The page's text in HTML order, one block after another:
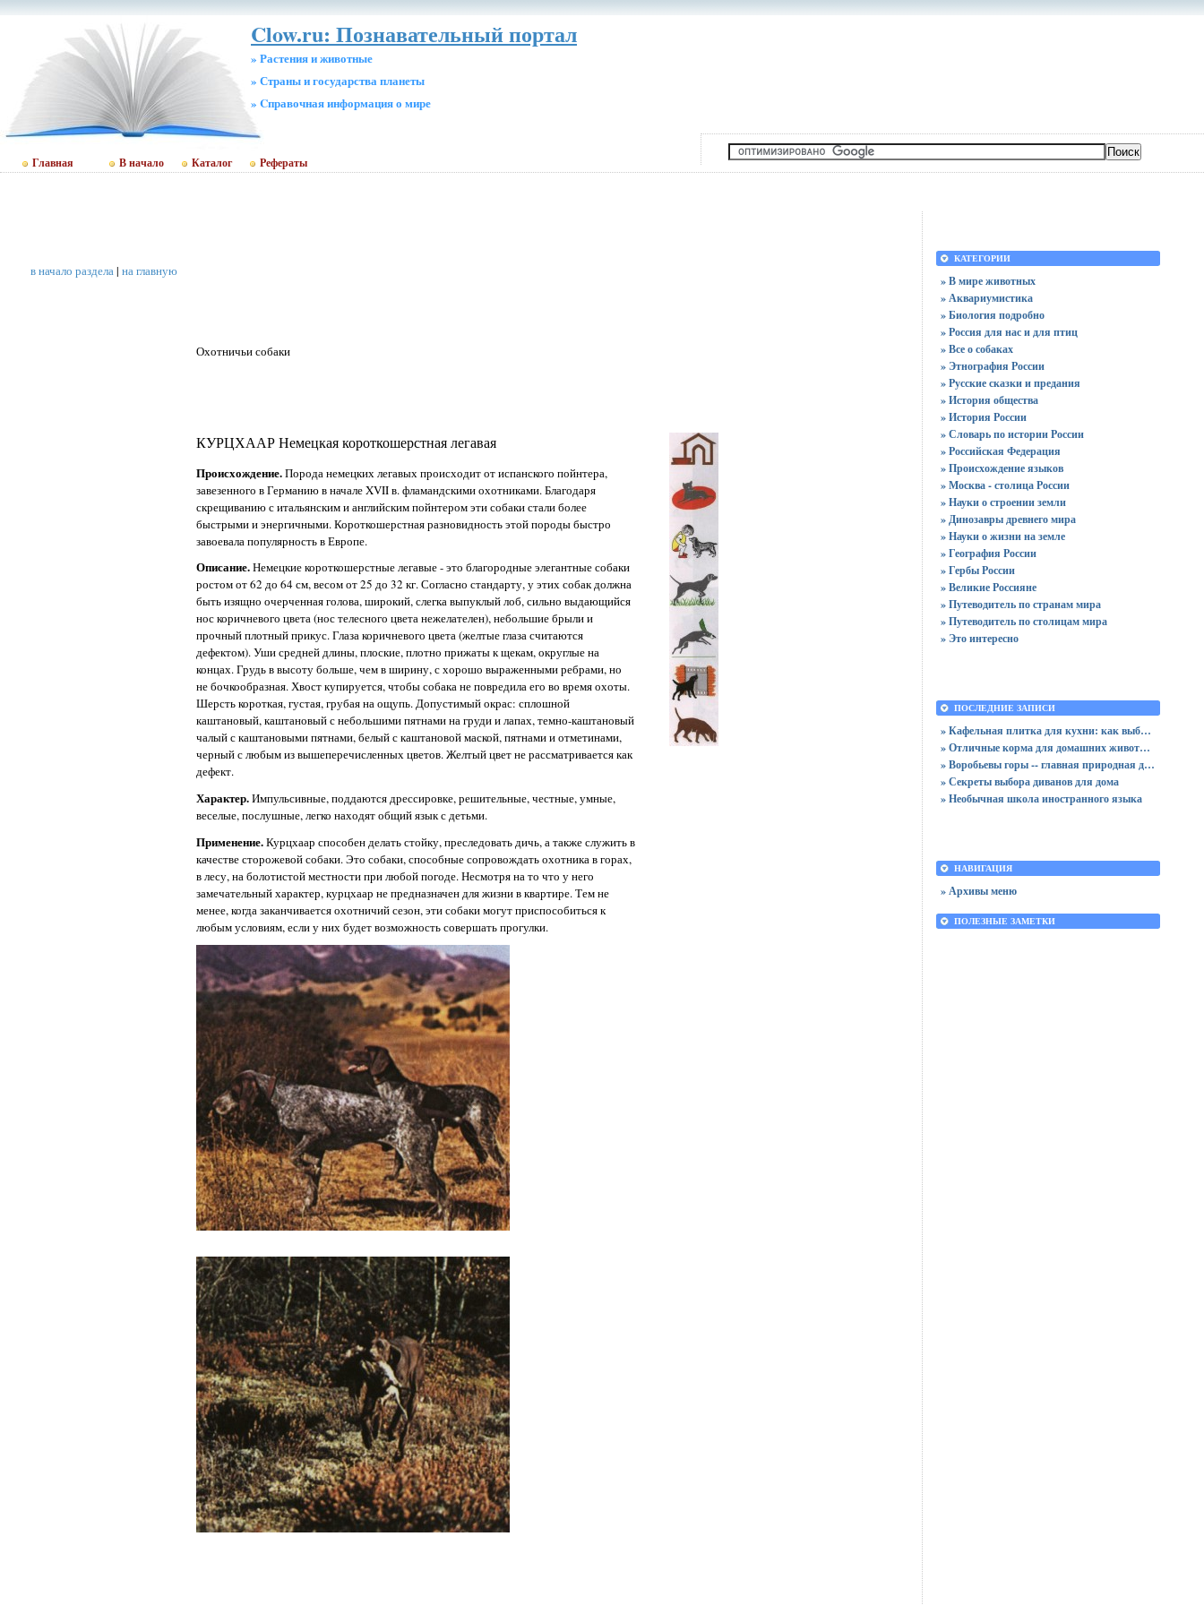
Clow.ru: Познавательный портал
» Растения и животные
» Страны и государства планеты
» Cправочная информация о мире
Главная В начало Каталог Рефераты
в начало раздела| на главную
Охотничьи собаки
КУРЦХААР Немецкая короткошерстная легавая
Происхождение.Порода немецких легавых происходит от испанского пойнтера,
завезенного в Германию в начале XVII в. фламандскими охотниками. Благодаря
скрещиванию с итальянским и английским пойнтером эти собаки стали более
быстрыми и энергичными. Короткошерстная разновидность этой породы быстро
завоевала популярность в Европе.
Описание.Немецкие короткошерстные легавые - это благородные элегантные собаки
ростом от 62 до 64 см, весом от 25 до 32 кг. Согласно стандарту, у этих собак должна
быть изящно очерченная голова, широкий, слегка выпуклый лоб, сильно выдающийся
нос коричневого цвета (нос телесного цвета нежелателен), небольшие брыли и
прочный плотный прикус. Глаза коричневого цвета (желтые глаза считаются
дефектом). Уши средней длины, плоские, плотно прижаты к щекам, округлые на
концах. Грудь в высоту больше, чем в ширину, с хорошо выраженными ребрами, но
не бочкообразная. Хвост купируется, чтобы собака не повредила его во время охоты.
Шерсть короткая, густая, грубая на ощупь. Допустимый окрас: сплошной
каштановый, каштановый с небольшими пятнами на груди и лапах, темно-каштановый
чалый с каштановыми пятнами, белый с каштановой маской, пятнами и отметинами,
черный с любым из вышеперечисленных цветов. Желтый цвет не рассматривается как
дефект.
Характер.Импульсивные, поддаются дрессировке, решительные, честные, умные,
веселые, послушные, легко находят общий язык с детьми.
Применение.Курцхаар способен делать стойку, преследовать дичь, а также служить в
качестве сторожевой собаки. Это собаки, способные сопровождать охотника в горах,
в лесу, на болотистой местности при любой погоде. Несмотря на то что у него
замечательный характер, курцхаар не предназначен для жизни в квартире. Тем не
менее, когда заканчивается охотничий сезон, эти собаки могут приспособиться к
любым условиям, если у них будет возможность совершать прогулки.
КАТЕГОРИИ
» В мире животных
» Аквариумистика
» Биология подробно
» Россия для нас и для птиц
» Все о собаках
» Этнография России
» Русские сказки и предания
» История общества
» История России
» Словарь по истории России
» Российская Федерация
» Происхождение языков
» Москва - столица России
» Науки о строении земли
» Динозавры древнего мира
» Науки о жизни на земле
» География России
» Гербы России
» Великие Россияне
» Путеводитель по странам мира
» Путеводитель по столицам мира
» Это интересно
ПОСЛЕДНИЕ ЗАПИСИ
» Кафельная плитка для кухни: как выбрать практичную отделку
» Отличные корма для домашних животных
» Воробьевы горы -- главная природная достопримечательность Москвы
» Секреты выбора диванов для дома
» Необычная школа иностранного языка
НАВИГАЦИЯ
» Архивы меню
ПОЛЕЗНЫЕ ЗАМЕТКИ